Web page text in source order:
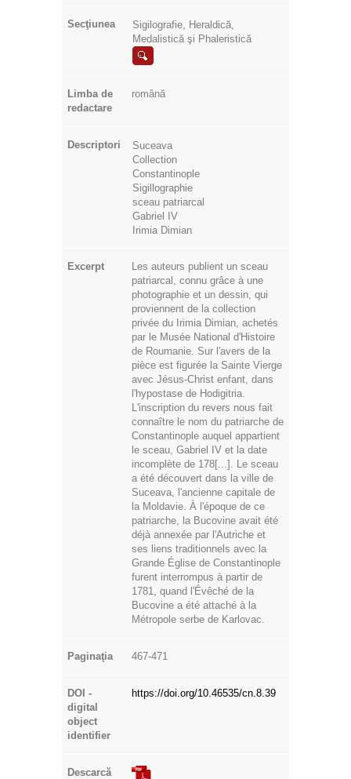
Secţiunea
Sigilografie, Heraldică,
Medalistică şi Phaleristică
Limba de
redactare
română
Descriptori
Suceava
Collection
Constantinople
Sigillographie
sceau patriarcal
Gabriel IV
Irimia Dimian
Excerpt
Les auteurs publient un sceau
patriarcal, connu grâce à une
photographie et un dessin, qui
proviennent de la collection
privée du Irimia Dimian, achetés
par le Musée National d'Histoire
de Roumanie. Sur l'avers de la
pièce est figurée la Sainte Vierge
avec Jésus-Christ enfant, dans
l'hypostase de Hodigitria.
L'inscription du revers nous fait
connaître le nom du patriarche de
Constantinople auquel appartient
le sceau, Gabriel IV et la date
incomplète de 178[...]. Le sceau
a été découvert dans la ville de
Suceava, l'ancienne capitale de
la Moldavie. À l'époque de ce
patriarche, la Bucovine avait été
déjà annexée par l'Autriche et
ses liens traditionnels avec la
Grande Église de Constantinople
furent interrompus à partir de
1781, quand l'Évêché de la
Bucovine a été attaché à la
Métropole serbe de Karlovac.
Paginaţia 467-471
DOI -
digital
object
identifier
https://doi.org/10.46535/cn.8.39
Descarcă